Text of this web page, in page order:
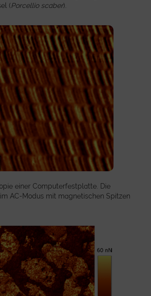
(Porcellio scaber).
einer Computerfestplatte. Die
AC-Modus mit magnetischen Spitzen